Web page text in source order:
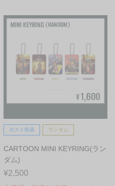
ポスト投函 ランダム
CARTOON MINI KEYRING(ラン
ダム)
¥2,500